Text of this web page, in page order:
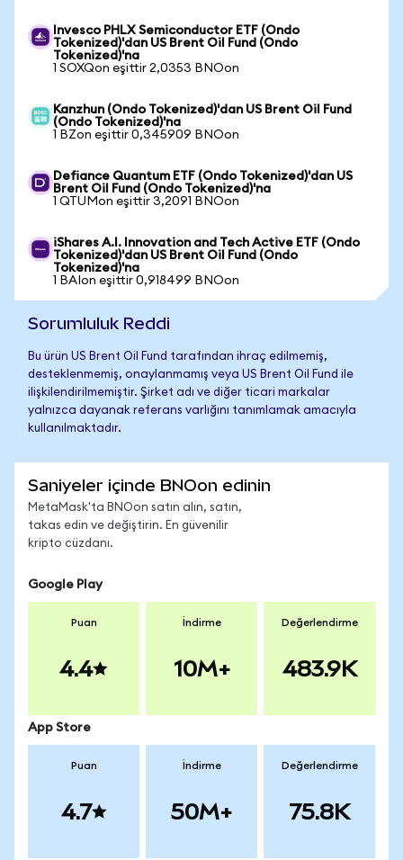
Invesco PHLX Semiconductor ETF (Ondo
Tokenized)'dan US Brent Oil Fund (Ondo
Tokenized)'na
1 SOXQon eşittir 2,0353 BNOon
Kanzhun (Ondo Tokenized)'dan US Brent Oil Fund
(Ondo Tokenized)'na
1 BZon eşittir 0,345909 BNOon
Defiance Quantum ETF (Ondo Tokenized)'dan US
Brent Oil Fund (Ondo Tokenized)'na
1 QTUMon eşittir 3,2091 BNOon
iShares A.I. Innovation and Tech Active ETF (Ondo
Tokenized)'dan US Brent Oil Fund (Ondo
Tokenized)'na
1 BAIon eşittir 0,918499 BNOon
Sorumluluk Reddi
Bu ürün US Brent Oil Fund tarafından ihraç edilmemiş,
desteklenmemiş, onaylanmamış veya US Brent Oil Fund ile
ilişkilendirilmemiştir. Şirket adı ve diğer ticari markalar
yalnızca dayanak referans varlığını tanımlamak amacıyla
kullanılmaktadır.
Saniyeler içinde BNOon edinin
MetaMask'ta BNOon satın alın, satın,
takas edin ve değiştirin. En güvenilir
kripto cüzdanı.
Google Play
Puan
4.4
İndirme
10M+
Değerlendirme
483.9K
App Store
Puan
4.7
İndirme
50M+
Değerlendirme
75.8K